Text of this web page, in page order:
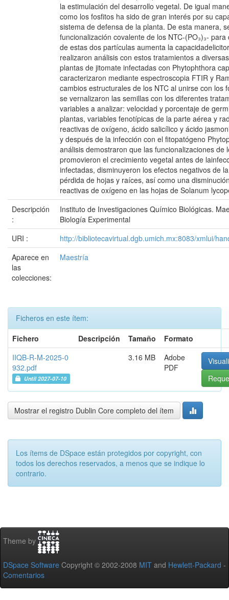
la estimulación del desarrollo vegetal. De igual
como los fosfitos ha sido de gran interés por su
sistema de defensa de la planta. De esta manera,
funcionalización covalente de los NTC-(PO₃)₃-
de estas dos partículas aumenta la
realizaron análisis con estos tratamientos a
plantas de jitomate infectadas con Phytophthora
caracterizaron mediante espectroscopia FTIR y
cambios estructurales de los NTC al unirse con los
se vernalizaron las semillas con los diferentes
variables a analizar: velocidad y porcentaje de
plantas, variables fenotípicas de la parte aérea y
reactivas de oxígeno, ácido salicílico y ácido
y después de la infección con el fitopatógeno
análisis demostraron que las funcionalizaciones de
promovieron el crecimiento vegetal antes de
infectadas, disminuyeron los efectos negativos de
pérdida de hojas y raíces, así como una
reactivas de oxígeno en las hojas de Solanum
Descripción
:
Instituto de Investigaciones Químico Biológicas.
Biología Experimental
URI :
http://bibliotecavirtual.dgb.umich.mx:8083/xmlui/
Aparece en
las
colecciones:
Maestría
Ficheros en este ítem:
Fichero
Descripción Tamaño
Formato
IIQB-R-M-2025-0
932.pdf
Until 2027-07-10
3.16 MB
Adobe
PDF
Mostrar el registro Dublin Core completo del ítem
Los ítems de DSpace están protegidos por copyright, con
todos los derechos reservados, a menos que se indique lo
contrario.
Theme by
DSpace Software Copyright © 2002-2008 MIT and Hewlett-Packard -
Comentarios